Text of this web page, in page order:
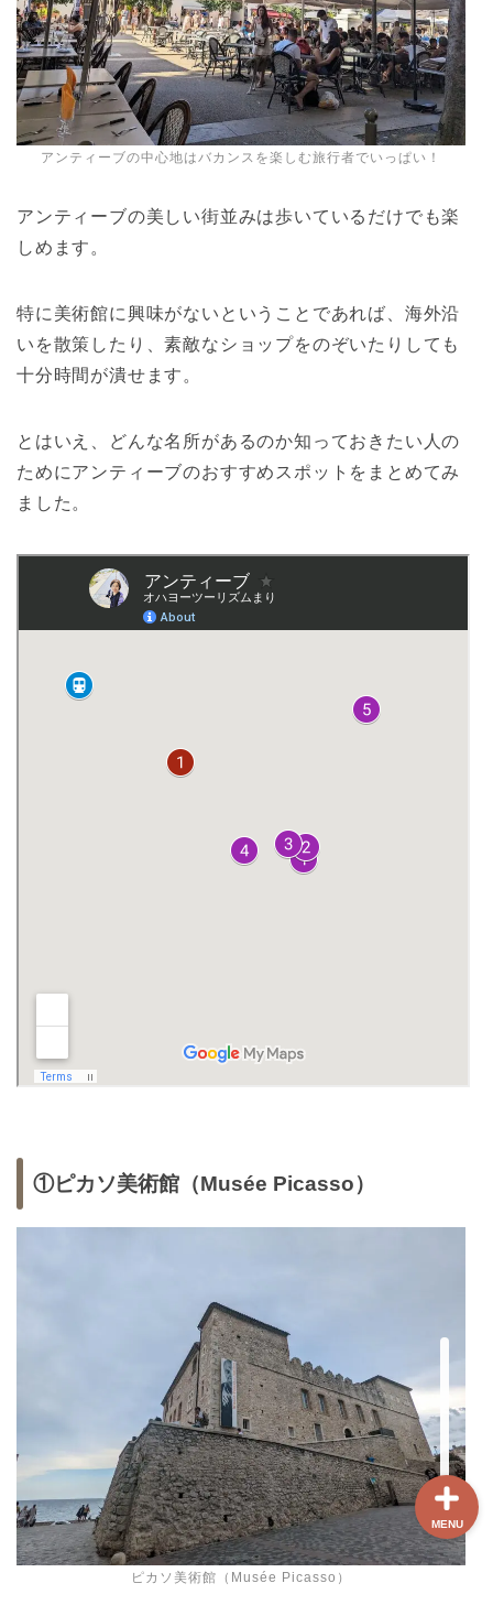
アンティーブの中心地はバカンスを楽しむ旅行者でいっぱい！
アンティーブの美しい街並みは歩いているだけでも楽
しめます。
特に美術館に興味がないということであれば、海外沿
いを散策したり、素敵なショップをのぞいたりしても
十分時間が潰せます。
とはいえ、どんな名所があるのか知っておきたい人の
ためにアンティーブのおすすめスポットをまとめてみ
ました。
①ピカソ美術館（Musée Picasso）
ピカソ美術館（Musée Picasso）
MENU
【最新版】パリ治安情報
フランスボックスについ
て